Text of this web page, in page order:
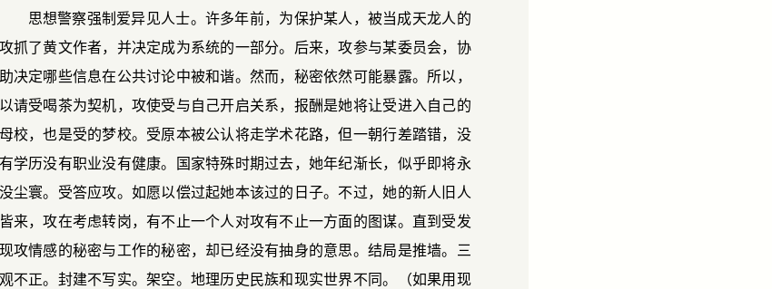
思想警察强制爱异见人士。许多年前，为保护某人，被当成天龙人的
攻抓了黄文作者，并决定成为系统的一部分。后来，攻参与某委员会，协
助决定哪些信息在公共讨论中被和谐。然而，秘密依然可能暴露。所以，
以请受喝茶为契机，攻使受与自己开启关系，报酬是她将让受进入自己的
母校，也是受的梦校。受原本被公认将走学术花路，但一朝行差踏错，没
有学历没有职业没有健康。国家特殊时期过去，她年纪渐长，似乎即将永
没尘寰。受答应攻。如愿以偿过起她本该过的日子。不过，她的新人旧人
皆来，攻在考虑转岗，有不止一个人对攻有不止一方面的图谋。直到受发
现攻情感的秘密与工作的秘密，却已经没有抽身的意思。结局是推墙。三
观不正。封建不写实。架空。地理历史民族和现实世界不同。（如果用现